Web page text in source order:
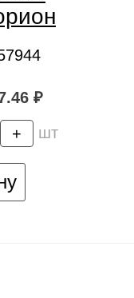
₽
+ шт